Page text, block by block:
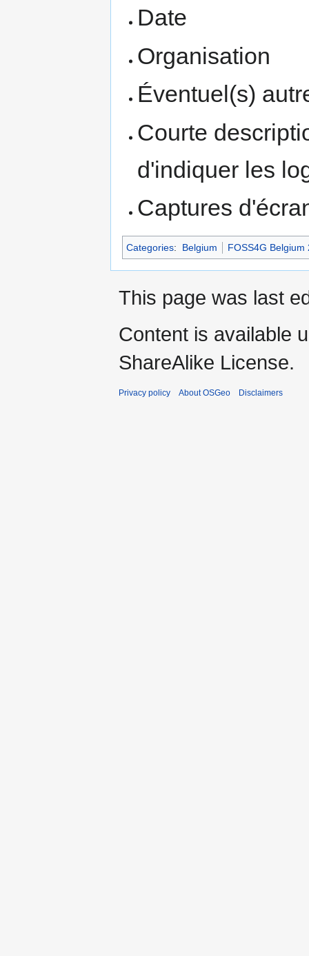
Date
Organisation
Éventuel(s)
Courte
d'indiquer les
Captures
Categories: Belgium FOSS4G Belgium
This page was last
Content is available
ShareAlike License.
Privacy policy About OSGeo Disclaimers